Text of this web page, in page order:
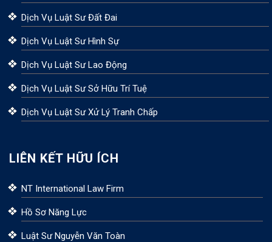
Dịch Vụ Luật Sư Đất Đai
Dịch Vụ Luật Sư Hình Sự
Dịch Vụ Luật Sư Lao Động
Dịch Vụ Luật Sư Sở Hữu Trí Tuệ
Dịch Vụ Luật Sư Xử Lý Tranh Chấp
LIÊN KẾT HỮU ÍCH
NT International Law Firm
Hồ Sơ Năng Lực
Luật Sư Nguyễn Văn Toàn